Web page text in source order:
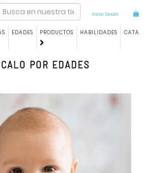
Iniciar Sesión
EDADES PRODUCTOS HABILIDADES
POR EDADES